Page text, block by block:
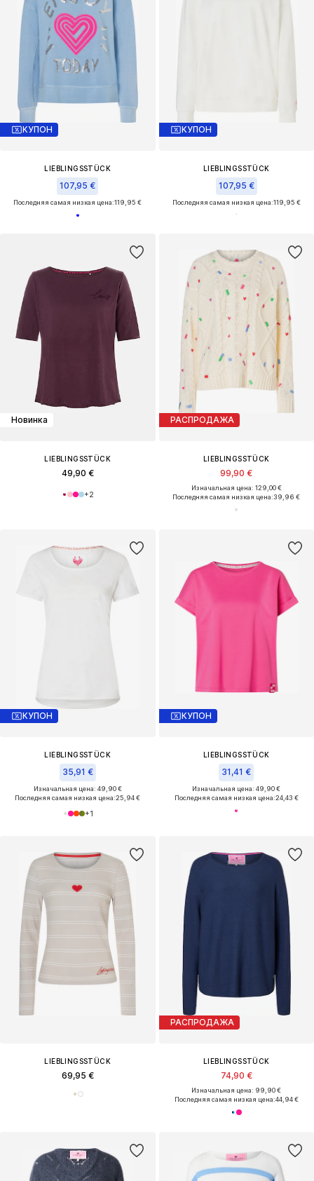
КУПОН
LIEBLINGSSTÜCK
107,95 €
Последняя самая низкая цена:119,95 €
КУПОН
LIEBLINGSSTÜCK
107,95 €
Последняя самая низкая цена:119,95 €
Новинка
LIEBLINGSSTÜCK
49,90 €
+2
РАСПРОДАЖА
LIEBLINGSSTÜCK
99,90 €
Изначальная цена: 129,00 €
Последняя самая низкая цена:39,96 €
КУПОН
LIEBLINGSSTÜCK
35,91 €
Изначальная цена: 49,90 €
Последняя самая низкая цена:25,94 €
+1
КУПОН
LIEBLINGSSTÜCK
31,41 €
Изначальная цена: 49,90 €
Последняя самая низкая цена:24,43 €
LIEBLINGSSTÜCK
69,95 €
РАСПРОДАЖА
LIEBLINGSSTÜCK
74,90 €
Изначальная цена: 99,90 €
Последняя самая низкая цена:44,94 €